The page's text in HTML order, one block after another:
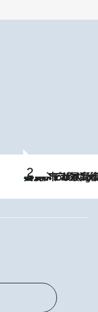
10 Hours Ago
美食、デザイン、ホスピタリティのすべてが最高峰！ ノルウェー第4の都市スタヴァンゲルの